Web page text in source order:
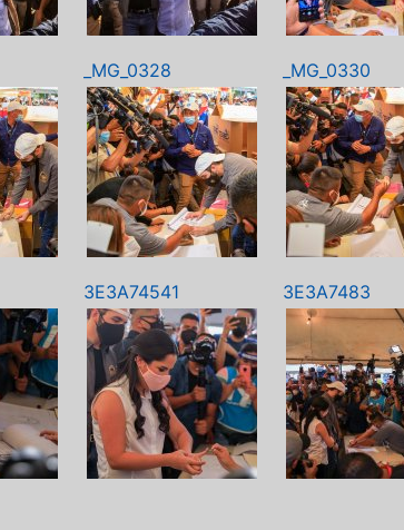
_MG_0328 _MG_0330
3E3A74541 3E3A7483